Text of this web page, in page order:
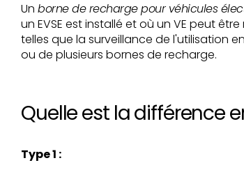
Un borne de recharge pour véhicules
un EVSE est installé et où un VE peut
telles que la surveillance de l'utilisation
ou de plusieurs bornes de recharge.
Quelle est la différence
Type 1 :